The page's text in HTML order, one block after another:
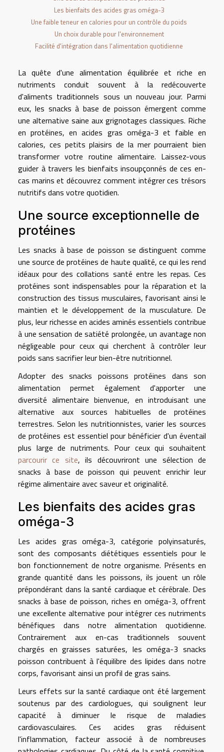
Les bienfaits des acides gras oméga-3
Une faible teneur en calories pour un contrôle du poids
Un choix durable pour l'environnement
Facilité d'intégration dans l'alimentation quotidienne
La quête d'une alimentation équilibrée et riche en
nutriments conduit souvent à la redécouverte
d'aliments traditionnels sous un nouveau jour. Parmi
eux, les snacks à base de poisson émergent comme
une alternative saine aux grignotages classiques. Riche
en protéines, en acides gras oméga-3 et faible en
calories, ces petits plaisirs de la mer pourraient bien
transformer votre routine alimentaire. Laissez-vous
guider à travers les bienfaits insoupçonnés de ces en-
cas marins et découvrez comment intégrer ces trésors
nutritifs dans votre quotidien.
Une source exceptionnelle de
protéines
Les snacks à base de poisson se distinguent comme
une source de protéines de haute qualité, ce qui les rend
idéaux pour des collations santé entre les repas. Ces
protéines sont indispensables pour la réparation et la
construction des tissus musculaires, favorisant ainsi le
maintien et le développement de la musculature. De
plus, leur richesse en acides aminés essentiels contribue
à une sensation de satiété prolongée, un avantage non
négligeable pour ceux qui cherchent à contrôler leur
poids sans sacrifier leur bien-être nutritionnel.
Adopter des snacks poissons protéines dans son
alimentation permet également d'apporter une
diversité alimentaire bienvenue, en introduisant une
alternative aux sources habituelles de protéines
terrestres. Selon les nutritionnistes, varier les sources
de protéines est essentiel pour bénéficier d'un éventail
plus large de nutriments. Pour ceux qui souhaitent
parcourir ce site, ils découvriront une sélection de
snacks à base de poisson qui peuvent enrichir leur
régime alimentaire avec saveur et originalité.
Les bienfaits des acides gras
oméga-3
Les acides gras oméga-3, catégorie polyinsaturés,
sont des composants diététiques essentiels pour le
bon fonctionnement de notre organisme. Présents en
grande quantité dans les poissons, ils jouent un rôle
prépondérant dans la santé cardiaque et cérébrale. Des
snacks à base de poisson, riches en oméga-3, offrent
une excellente alternative pour intégrer ces nutriments
bénéfiques dans notre alimentation quotidienne.
Contrairement aux en-cas traditionnels souvent
chargés en graisses saturées, les oméga-3 snacks
poisson contribuent à l'équilibre des lipides dans notre
corps, favorisant ainsi un profil de gras sains.
Leurs effets sur la santé cardiaque ont été largement
soutenus par des cardiologues, qui soulignent leur
capacité à diminuer le risque de maladies
cardiovasculaires. Ces acides gras réduisent
l'inflammation, facteur associé à de nombreuses